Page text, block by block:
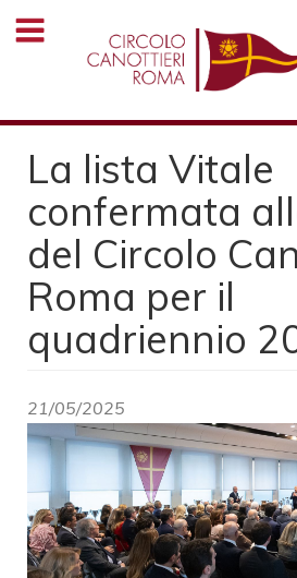
Salta
La lista Vitale
confermata
del Circolo
Roma per il
quadriennio
21/05/2025